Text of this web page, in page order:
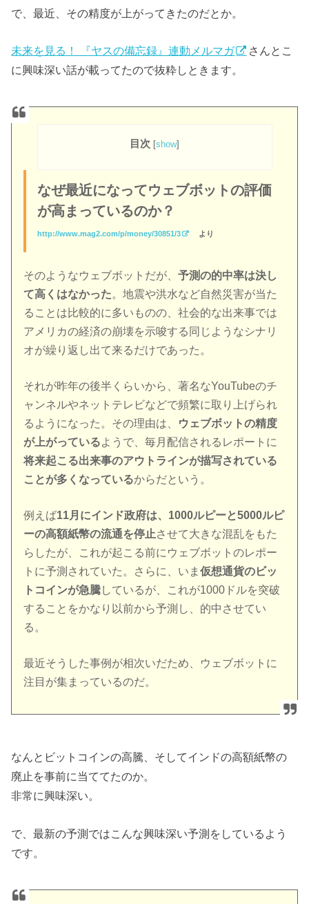
で、最近、その精度が上がってきたのだとか。
未来を見る！ 『ヤスの備忘録』連動メルマガ
さんとこ
に興味深い話が載ってたので抜粋しときます。
目次 [show]
なぜ最近になってウェブボットの評価
が高まっているのか？
http://www.mag2.com/p/money/30851/3 より
そのようなウェブボットだが、予測の的中率は決し
て高くはなかった。地震や洪水など自然災害が当た
ることは比較的に多いものの、社会的な出来事では
アメリカの経済の崩壊を示唆する同じようなシナリ
オが繰り返し出て来るだけであった。
それが昨年の後半くらいから、著名なYouTubeのチ
ャンネルやネットテレビなどで頻繁に取り上げられ
るようになった。その理由は、
ウェブボットの精度
が上がっているようで、毎月配信されるレポートに
将来起こる出来事のアウトラインが描写されている
ことが多くなっているからだという。
例えば11月にインド政府は、1000ルピーと5000ルピ
ーの高額紙幣の流通を停止させて大きな混乱をもた
らしたが、これが起こる前にウェブボットのレポー
トに予測されていた。さらに、いま仮想通貨のビッ
トコインが急騰しているが、これが1000ドルを突破
することをかなり以前から予測し、的中させてい
る。
最近そうした事例が相次いだため、ウェブボットに
注目が集まっているのだ。
なんとビットコインの高騰、そしてインドの高額紙幣の
廃止を事前に当ててたのか。
非常に興味深い。
で、最新の予測ではこんな興味深い予測をしているよう
です。